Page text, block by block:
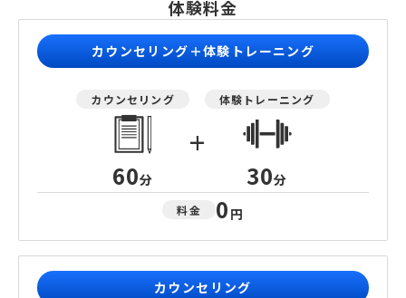
体験料金
カウンセリング＋体験トレーニング
カウンセリング
60分
+
体験トレーニング
30分
料金 0 円
カウンセリング